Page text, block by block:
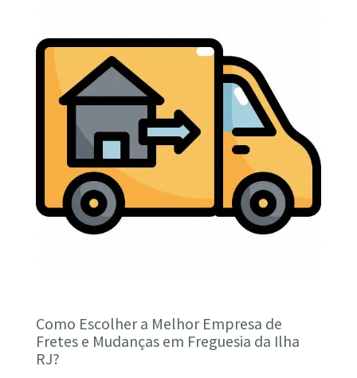
Como Escolher a Melhor Empresa de
Fretes e Mudanças em Freguesia da Ilha
RJ?